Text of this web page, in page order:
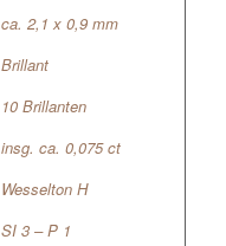
ca. 2,1 x 0,9 mm
Brillant
10 Brillanten
insg. ca. 0,075 ct
Wesselton H
SI 3 – P 1